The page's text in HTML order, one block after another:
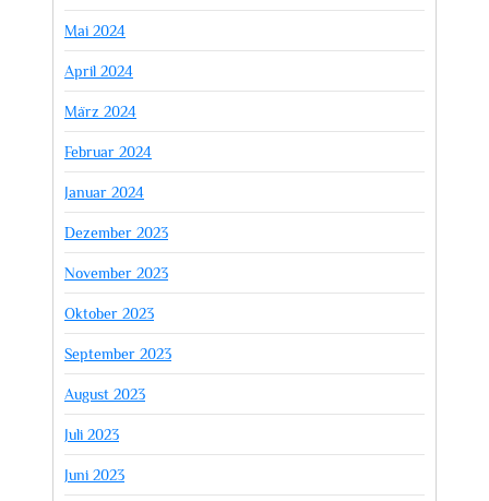
Mai 2024
April 2024
März 2024
Februar 2024
Januar 2024
Dezember 2023
November 2023
Oktober 2023
September 2023
August 2023
Juli 2023
Juni 2023